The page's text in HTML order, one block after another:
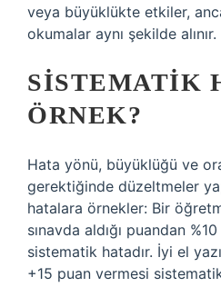
veya büyüklükte etkiler,
okumalar aynı şekilde alınır.
SISTEMATIK
ÖRNEK?
Hata yönü, büyüklüğü ve
gerektiğinde düzeltmeler
hatalara örnekler: Bir
sınavda aldığı puandan
sistematik hatadır. İyi el
+15 puan vermesi